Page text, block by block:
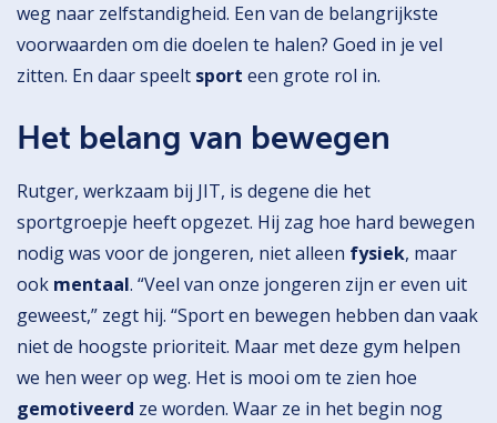
weg naar zelfstandigheid. Een van de belangrijkste
voorwaarden om die doelen te halen? Goed in je vel
zitten. En daar speelt sport een grote rol in.
Het belang van bewegen
Rutger, werkzaam bij JIT, is degene die het
sportgroepje heeft opgezet. Hij zag hoe hard bewegen
nodig was voor de jongeren, niet alleen fysiek, maar
ook mentaal. “Veel van onze jongeren zijn er even uit
geweest,” zegt hij. “Sport en bewegen hebben dan vaak
niet de hoogste prioriteit. Maar met deze gym helpen
we hen weer op weg. Het is mooi om te zien hoe
gemotiveerd ze worden. Waar ze in het begin nog